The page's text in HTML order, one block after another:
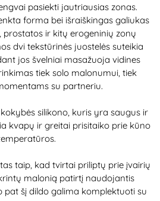
pasiekti jautriausias zonas.
forma bei išraiškingas galiukas
prostatos ir kitų erogeninių zonų
dvi tekstūrinės juostelės suteikia
jos švelniai masažuoja vidines
tiek solo malonumui, tiek
su partneriu.
silikono, kuris yra saugus ir
kvapų ir greitai prisitaiko prie kūno
taip, kad tvirtai priliptų prie įvairių
malonią patirtį naudojantis
pat šį dildo galima komplektuoti su